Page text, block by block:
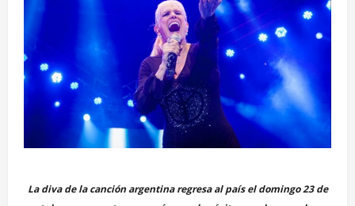
La diva de la canción argentina regresa al país el domingo 23 de